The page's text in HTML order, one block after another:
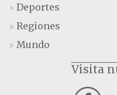
> Deportes
> Regiones
> Mundo
Visita